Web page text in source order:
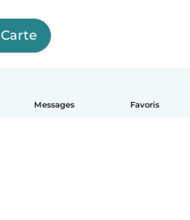
Messages Favoris
Carte